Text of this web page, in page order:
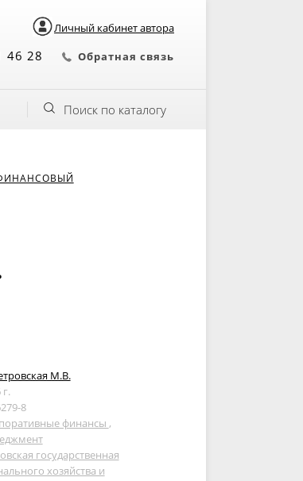
Личный кабинет автора
46 28 Обратная связь
Поиск по каталогу
М.В.
8
финансы ,
государственная
хозяйства и